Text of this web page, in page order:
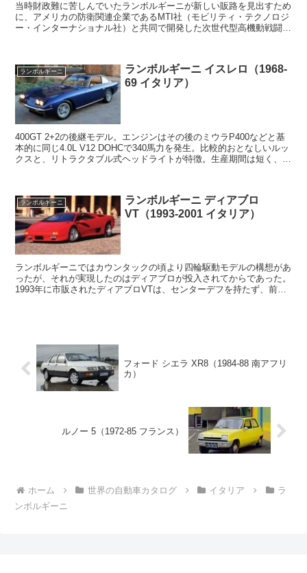
当時財政難に苦しんでいたランボルギーニが新しい販路を見出すため
に、アメリカの防衛関連企業であるMTI社（モビリティ・テクノロジ
ー・インターナショナル社）と共同で開発した次世代型高機動戦闘車
ランボルギーニ
ランボルギーニ イスレロ（1968-
69 イタリア）
400GT 2+2の後継モデル。エンジンはその後のミウラP400などと基
本的に同じ4.0L V12 DOHCで340馬力を発生。比較的おとなしいルッ
クスと、リトラクタブル式ヘッドライトが特徴。生産期間は短く、後
ランボルギーニ
ランボルギーニ ディアブロ
VT（1993-2001 イタリア）
ランボルギーニではカウンタックの頃より四輪駆動モデルの構想があ
ったが、それが実現したのはディアブロが投入されてからであった。
1993年に市販されたディアブロVTは、センターデフを持たず、前後
フォード シエラ XR8（1984-88 南アフリ
カ）
ルノー 5（1972-85 フランス）
ホーム 世界の自動車カタログ イタリア
ラ
ンボルギーニ